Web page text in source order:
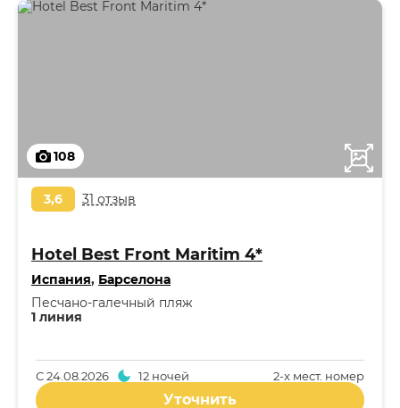
108
3,6 31 отзыв
Hotel Best Front Maritim 4*
Испания, Барселона
1 линия
Песчано-галечный пляж
2-x мест. номер
С24.08.2026 12 ночей
Уточнить